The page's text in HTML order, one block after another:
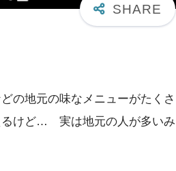
どの地元の味なメニューがたくさ
るけど… 実は地元の人が多いみ